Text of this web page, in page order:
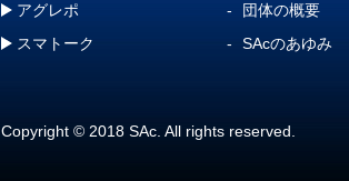
アグレポ
スマトーク
団体の概要
SAcのあゆみ
Copyright © 2018 SAc. All rights reserved.